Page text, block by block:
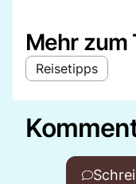
Mehr zum
Reisetipps